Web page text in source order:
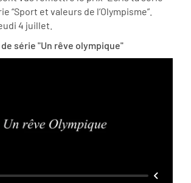
“Sport et valeurs de l’Olympisme”.
4 juillet.
série "Un rêve olympique"